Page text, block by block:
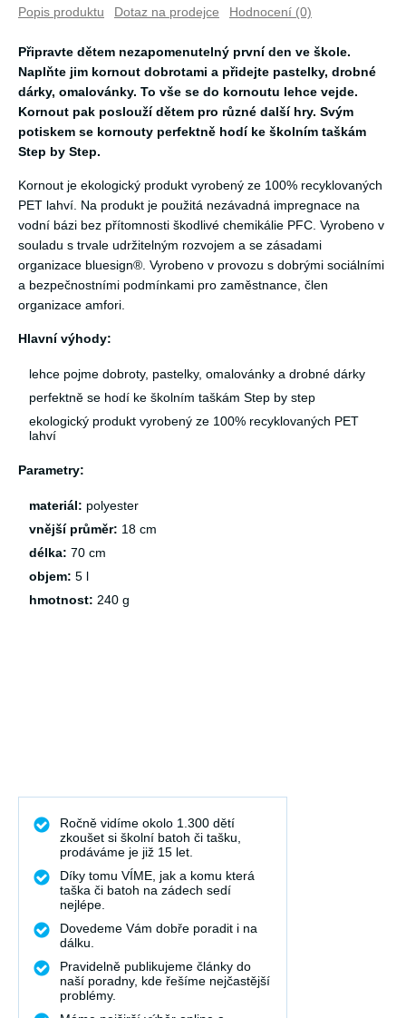
Popis produktu Dotaz na prodejce Hodnocení (0)
Připravte dětem nezapomenutelný první den ve škole.
Naplňte jim kornout dobrotami a přidejte pastelky, drobné
dárky, omalovánky. To vše se do kornoutu lehce vejde.
Kornout pak poslouží dětem pro různé další hry. Svým
potiskem se kornouty perfektně hodí ke školním taškám
Step by Step.
Kornout je ekologický produkt vyrobený ze 100% recyklovaných
PET lahví. Na produkt je použitá nezávadná impregnace na
vodní bázi bez přítomnosti škodlivé chemikálie PFC. Vyrobeno v
souladu s trvale udržitelným rozvojem a se zásadami
organizace bluesign®. Vyrobeno v provozu s dobrými sociálními
a bezpečnostními podmínkami pro zaměstnance, člen
organizace amfori.
Hlavní výhody:
lehce pojme dobroty, pastelky, omalovánky a drobné dárky
perfektně se hodí ke školním taškám Step by step
ekologický produkt vyrobený ze 100% recyklovaných PET
lahví
Parametry:
materiál: polyester
vnější průměr: 18 cm
délka: 70 cm
objem: 5 l
hmotnost: 240 g
Ročně vidíme okolo 1.300 dětí
zkoušet si školní batoh či tašku,
prodáváme je již 15 let.
Díky tomu VÍME, jak a komu která
taška či batoh na zádech sedí
nejlépe.
Dovedeme Vám dobře poradit i na
dálku.
Pravidelně publikujeme články do
naší poradny, kde řešíme nejčastější
problémy.